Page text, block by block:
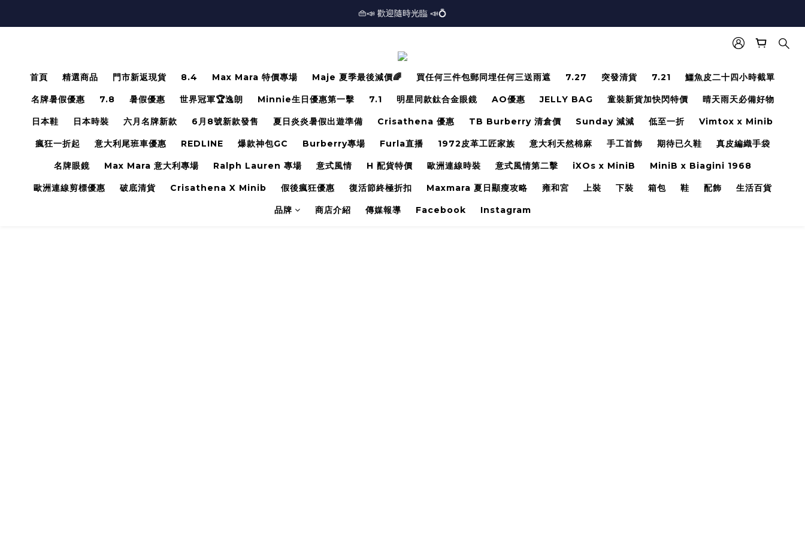
🏢逾三千呎實體門市⏰開放時間：12PM-7PM *星期日休息*⏰
👜📣 歡迎隨時光臨 📣💍
首頁
精選商品 門市新返現貨 8.4 Max Mara 特價專場 Maje 夏季最後減價🌈 買任何三件包郵同埋任何三送雨遮 7.27 突發清貨 7.21 鱷魚皮二十四小時截單
名牌暑假優惠 7.8 暑假優惠 世界冠軍🏆逸朗 Minnie生日優惠第一擊 7.1 明星同款鈦合金眼鏡 AO優惠 JELLY BAG 童裝新貨加快閃特價 晴天雨天必備好物
日本鞋 日本時裝 六月名牌新款 6月8號新款發售 夏日炎炎暑假出遊準備 Crisathena 優惠 TB Burberry 清倉價 Sunday 減減 低至一折 Vimtox x Minib
瘋狂一折起 意大利尾班車優惠 REDLINE 爆款神包GC Burberry專場 Furla直播 1972皮革工匠家族 意大利天然棉麻 手工首飾 期待已久鞋 真皮編織手袋
名牌眼鏡 Max Mara 意大利專場 Ralph Lauren 專場 意式風情 H 配貨特價 歐洲連線時裝 意式風情第二擊 iXOs x MiniB MiniB x Biagini 1968
歐洲連線剪標優惠 破底清貨 Crisathena X Minib 假後瘋狂優惠 復活節終極折扣 Maxmara 夏日顯瘦攻略 雍和宮 上裝 下裝 箱包 鞋 配飾 生活百貨
品牌 商店介紹 傳媒報導 Facebook Instagram